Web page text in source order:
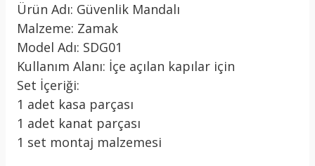
Ürün Adı: Güvenlik Mandalı
Malzeme: Zamak
Model Adı: SDG01
Kullanım Alanı: İçe açılan kapılar için
Set İçeriği:
1 adet kasa parçası
1 adet kanat parçası
1 set montaj malzemesi